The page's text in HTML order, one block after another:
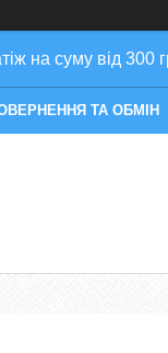
на суму від 300
ТА ОБМІН